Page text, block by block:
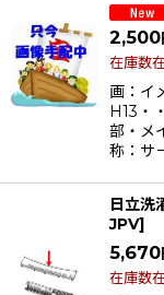
2,500
在庫数
画：
H13
部・メ
称：サ
日立洗
JPV]
5,670
在庫数